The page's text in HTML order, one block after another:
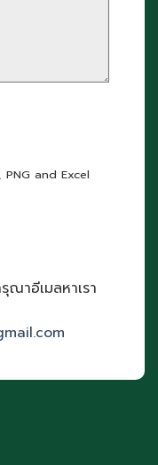
PNG and Excel
าอีเมลหาเรา